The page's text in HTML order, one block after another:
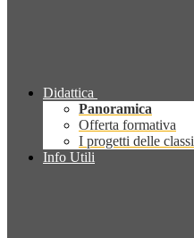
Didattica
Panoramica
Offerta formativa
I progetti delle classi
Info Utili